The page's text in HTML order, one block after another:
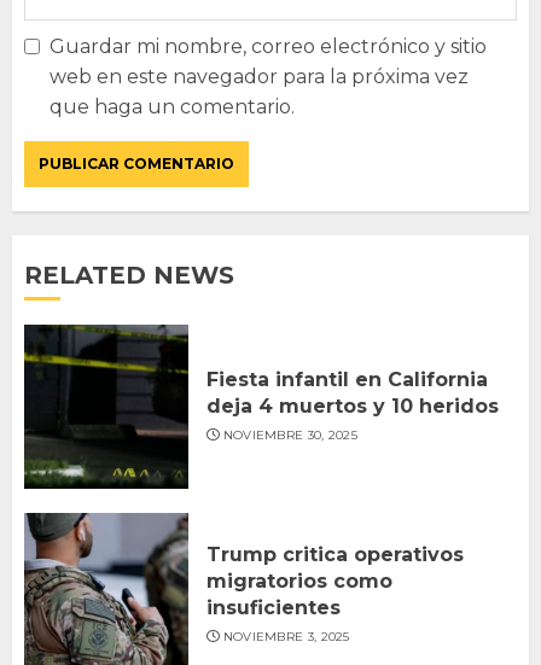
Guardar mi nombre, correo electrónico y sitio
web en este navegador para la próxima vez
que haga un comentario.
RELATED NEWS
Fiesta infantil en California
deja 4 muertos y 10 heridos
NOVIEMBRE 30, 2025
Trump critica operativos
migratorios como
insuficientes
NOVIEMBRE 3, 2025